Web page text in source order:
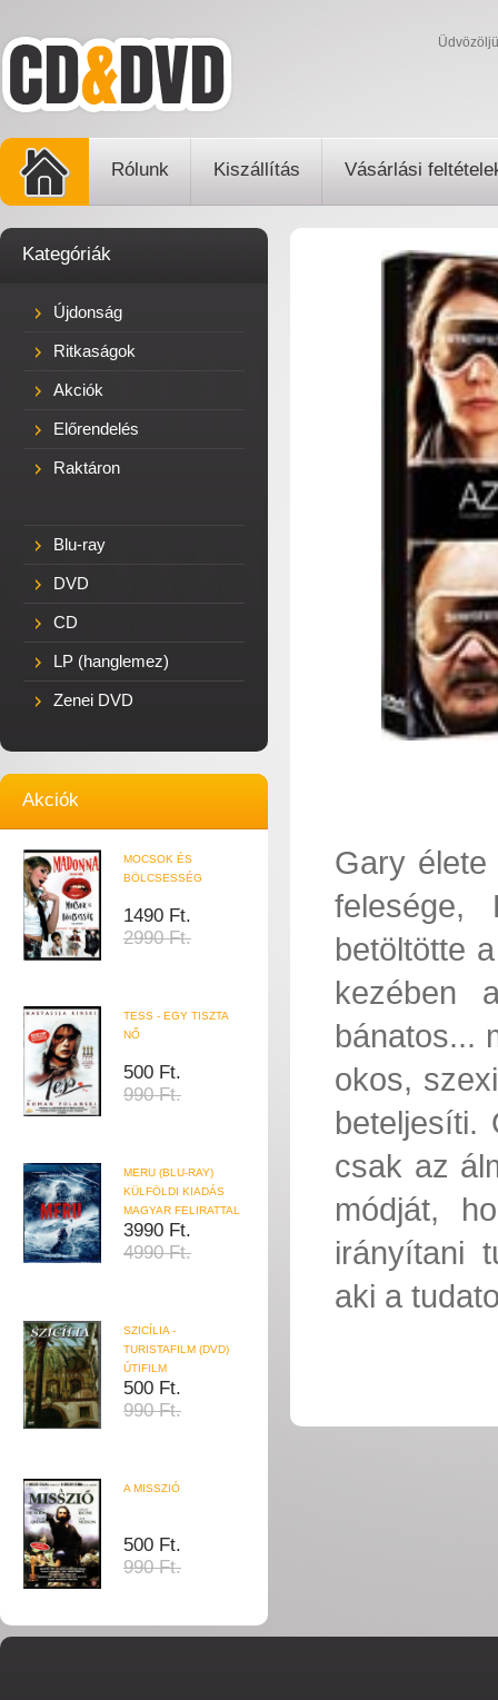
Rólunk Kiszállítás Vásárlási
Kategóriák
Újdonság
Ritkaságok
Akciók
Előrendelés
Raktáron
Blu-ray
DVD
CD
LP (hanglemez)
Zenei DVD
Akciók
MOCSOK ÉS
BÖLCSESSÉG
1490 Ft.
2990 Ft.
TESS - EGY TISZTA
NŐ
500 Ft.
990 Ft.
MERU (BLU-RAY)
KÜLFÖLDI KIADÁS
MAGYAR FELIRATTAL
3990 Ft.
4990 Ft.
SZICÍLIA -
TURISTAFILM (DVD)
ÚTIFILM
500 Ft.
990 Ft.
A MISSZIÓ
500 Ft.
990 Ft.
Gary élete
betöltötte
kezében
bánatos...
okos,
beteljesíti.
csak az
módját,
irányítani
aki a